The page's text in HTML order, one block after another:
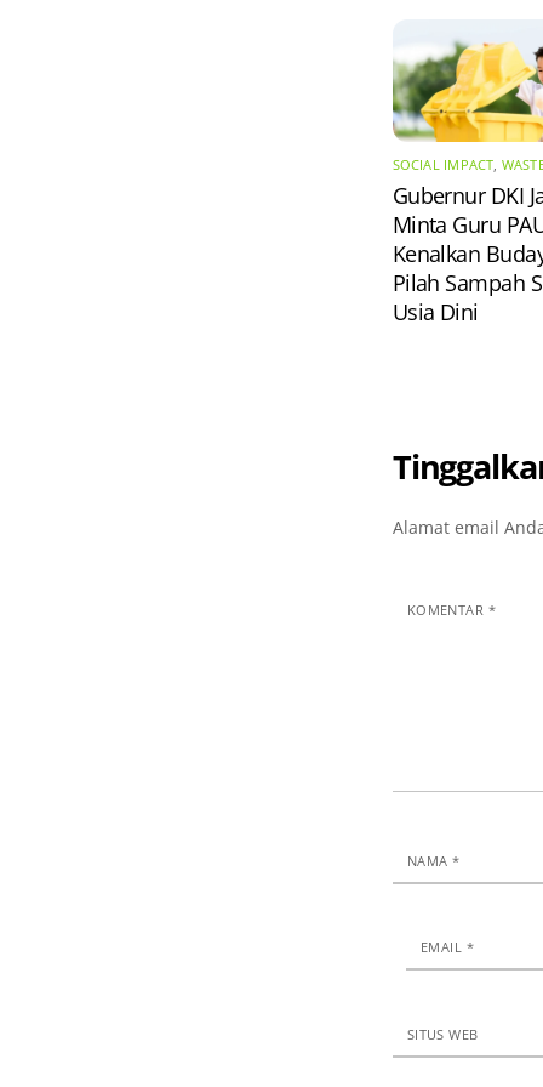
SOCIAL IMPACT,
Gubernur DKI
Minta Guru
Kenalkan
Pilah Sampah
Usia Dini
Alamat email
KOMENTAR *
NAMA *
EMAIL *
SITUS WEB